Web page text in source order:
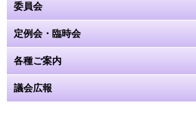
委員会
定例会・臨時会
各種ご案内
議会広報